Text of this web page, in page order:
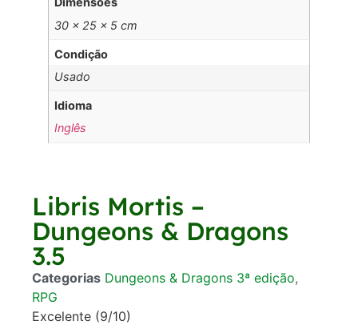
30 × 25 × 5 cm
Condição
Usado
Idioma
Inglês
Libris Mortis –
Dungeons & Dragons
3.5
Categorias Dungeons & Dragons 3ª edição,
RPG
Excelente (9/10)